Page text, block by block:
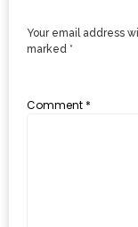
หมู
ทะเล
Your email address
marked *
Comment *